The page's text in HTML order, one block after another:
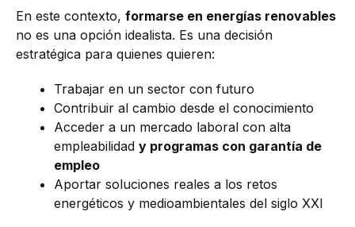
En este contexto, formarse en energías renovables
no es una opción idealista. Es una decisión
estratégica para quienes quieren:
Trabajar en un sector con futuro
Contribuir al cambio desde el conocimiento
Acceder a un mercado laboral con alta
empleabilidad y programas con garantía de
empleo
Aportar soluciones reales a los retos
energéticos y medioambientales del siglo XXI